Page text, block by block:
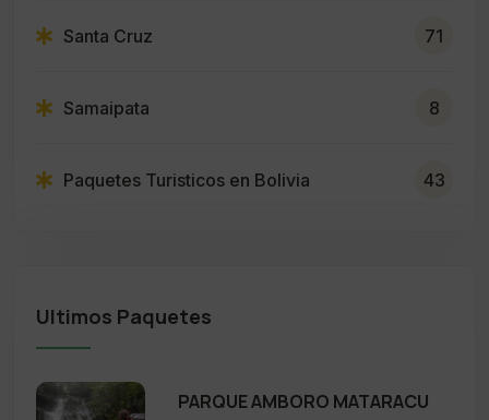
Santa Cruz 71
Samaipata 8
Paquetes Turisticos en Bolivia 43
Ultimos Paquetes
PARQUE AMBORO MATARACU